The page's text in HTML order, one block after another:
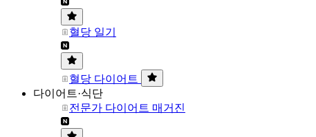
혈당 일기
혈당 다이어트
다이어트·식단
전문가 다이어트 매거진